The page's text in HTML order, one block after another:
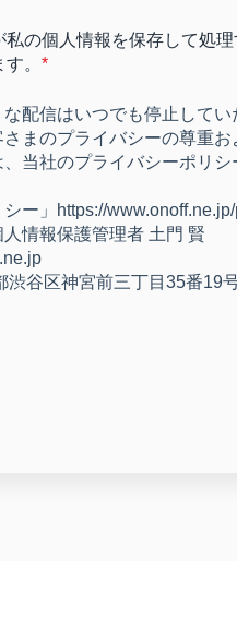
私の個人情報を保存して処
す。*
配信はいつでも停止して
まのプライバシーの尊重お
当社のプライバシーポリシ
シー」https://
情報保護管理者 土門 賢
谷区神宮前三丁目35番19